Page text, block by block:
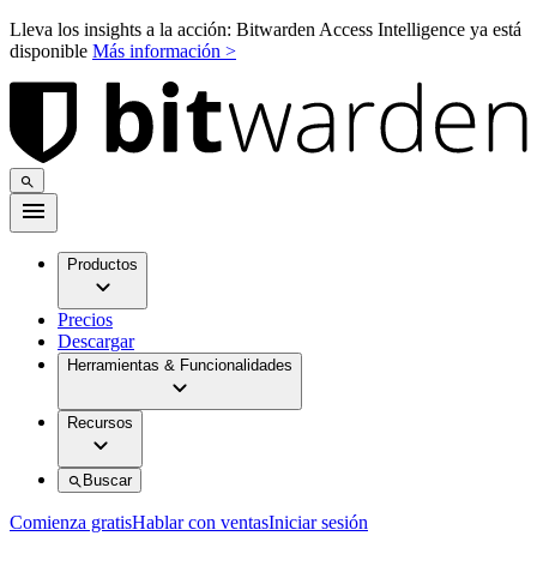
Lleva los insights a la acción: Bitwarden Access Intelligence ya está
disponible Más información >
Productos
Precios
Descargar
Herramientas & Funcionalidades
Recursos
Buscar
Comienza gratisHablar con ventasIniciar sesión